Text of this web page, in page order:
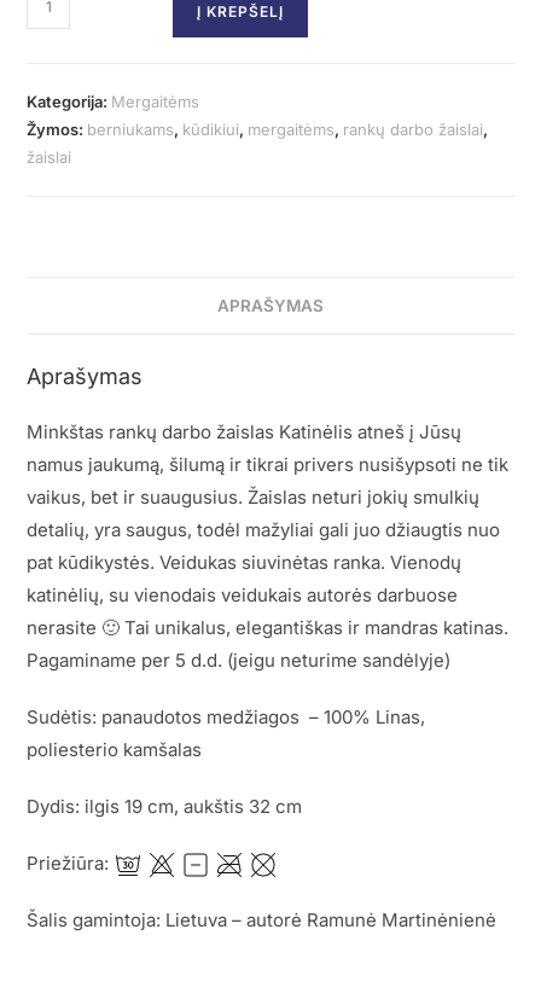
Į KREPŠELĮ
Kategorija: Mergaitėms
Žymos: berniukams, kūdikiui, mergaitėms, rankų darbo žaislai,
žaislai
APRAŠYMAS
Aprašymas
Minkštas rankų darbo žaislas Katinėlis atneš į Jūsų
namus jaukumą, šilumą ir tikrai privers nusišypsoti ne tik
vaikus, bet ir suaugusius. Žaislas neturi jokių smulkių
detalių, yra saugus, todėl mažyliai gali juo džiaugtis nuo
pat kūdikystės. Veidukas siuvinėtas ranka. Vienodų
katinėlių, su vienodais veidukais autorės darbuose
nerasite 🙂 Tai unikalus, elegantiškas ir mandras katinas.
Pagaminame per 5 d.d. (jeigu neturime sandėlyje)
Sudėtis: panaudotos medžiagos – 100% Linas,
poliesterio kamšalas
Dydis: ilgis 19 cm, aukštis 32 cm
Priežiūra:
Šalis gamintoja: Lietuva – autorė Ramunė Martinėnienė